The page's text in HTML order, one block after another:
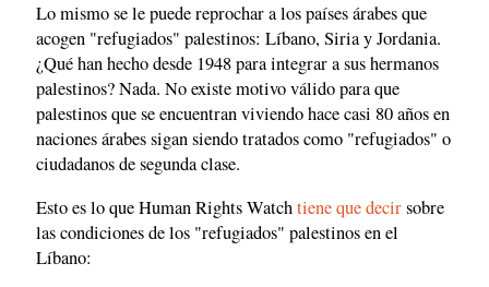
Lo mismo se le puede reprochar a los países árabes que
acogen "refugiados" palestinos: Líbano, Siria y Jordania.
¿Qué han hecho desde 1948 para integrar a sus hermanos
palestinos? Nada. No existe motivo válido para que
palestinos que se encuentran viviendo hace casi 80 años en
naciones árabes sigan siendo tratados como "refugiados" o
ciudadanos de segunda clase.
Esto es lo que Human Rights Watchtiene que decirsobre
las condiciones de los "refugiados" palestinos en el
Líbano: